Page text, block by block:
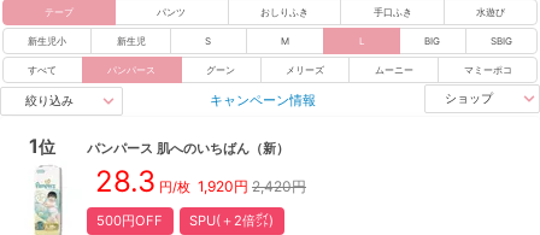
テープ パンツ おしりふき 手口ふき 水遊び
新生児小 新生児 S M L BIG SBIG
すべて パンパース グーン メリーズ ムーニー マミーポコ
絞り込み キャンペーン情報 ショップ
1位 パンパース 肌へのいちばん （新）
28.3 円/枚 1,920円 2,420円
500円OFF SPU(＋2倍㌽)